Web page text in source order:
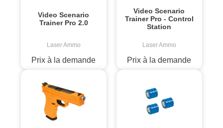
Video Scenario
Trainer Pro 2.0
Laser Ammo
Prix à la demande
Video Scenario
Trainer Pro - Control
Station
Laser Ammo
Prix à la demande